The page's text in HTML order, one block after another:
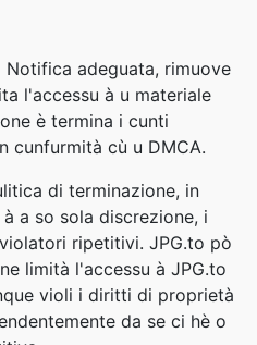
Notifica adeguata, rimuove
l'accessu à u materiale
è termina i cunti
cunfurmità cù u DMCA.
di terminazione, in
a so sola discrezione, i
ripetitivi. JPG.to pò
limità l'accessu à JPG.to
violi i diritti di proprietà
da se ci hè o